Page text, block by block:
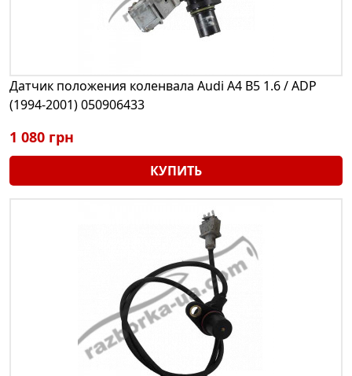
Датчик положения коленвала Audi A4 B5 1.6 / ADP
(1994-2001) 050906433
1 080 грн
КУПИТЬ